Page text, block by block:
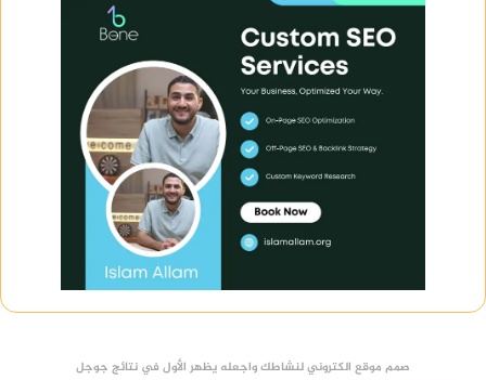
صمم موقع الكتروني لنشاطك واجعله يظهر الأول في نتائج جوجل